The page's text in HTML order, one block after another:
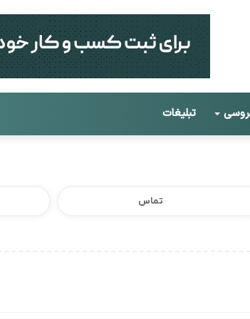
تبلیغات
تماس